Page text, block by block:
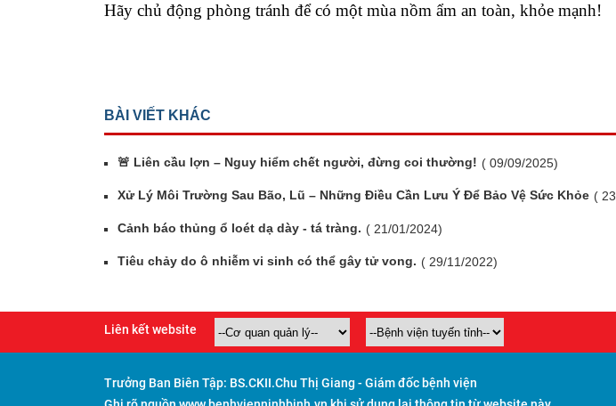
Hãy chủ động phòng tránh để có một mùa nồm ẩm an toàn, khỏe mạnh!
BÀI VIẾT KHÁC
🚨 Liên cầu lợn – Nguy hiểm chết người, đừng coi thường! ( 09/09/2025)
Xử Lý Môi Trường Sau Bão, Lũ – Những Điều Cần Lưu Ý Để Bảo Vệ Sức Khỏe (
Cảnh báo thủng ổ loét dạ dày - tá tràng. ( 21/01/2024)
Tiêu chảy do ô nhiễm vi sinh có thể gây tử vong. ( 29/11/2022)
Liên kết website
Trưởng Ban Biên Tập: BS.CKII.Chu Thị Giang - Giám đốc bệnh viện